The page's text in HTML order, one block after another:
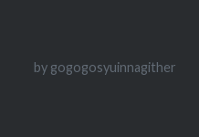
by gogogosyuinnagither